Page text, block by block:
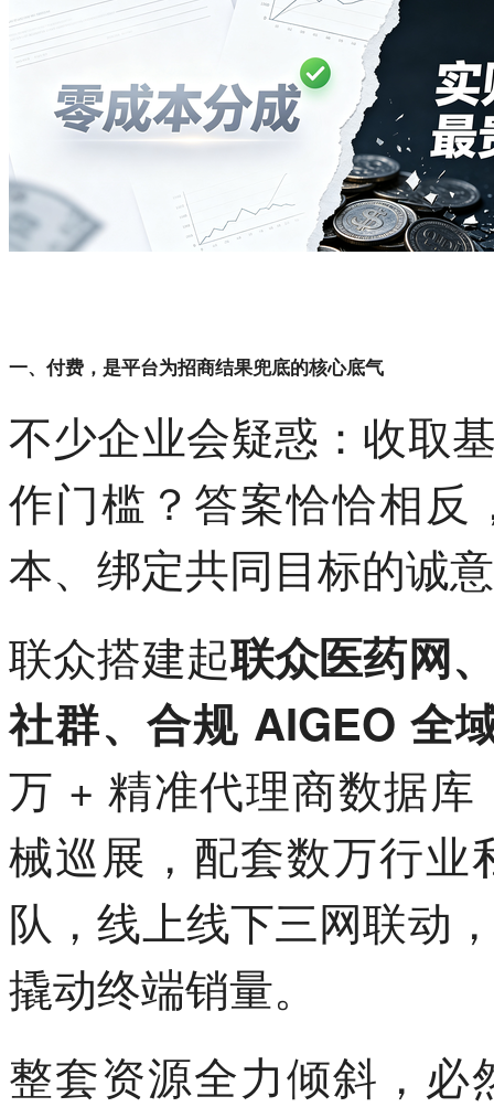
一、付费，是平台为招商结果兜底的核心底气
不少企业会疑惑：收取
作门槛？答案恰恰相
本、绑定共同目标的诚
联众搭建起联众医药网
社群、合规 AIGEO 全
万 + 精准代理商数据
械巡展，配套数万行
队，线上线下三网联动
撬动终端销量。
整套资源全力倾斜，